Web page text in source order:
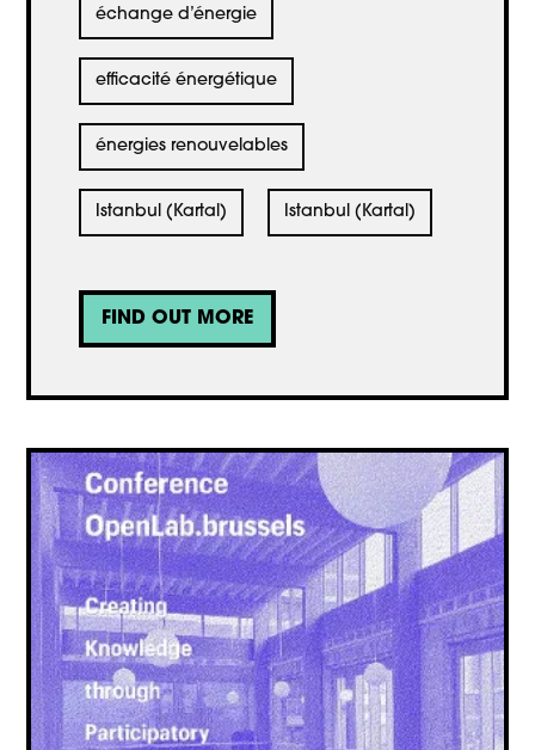
échange d’énergie
efficacité énergétique
énergies renouvelables
Istanbul (Kartal) Istanbul (Kartal)
FIND OUT MORE